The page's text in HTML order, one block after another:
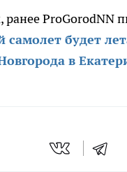
ProGorodNN
самолет будет
в